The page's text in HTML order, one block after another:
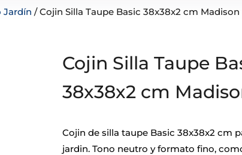
Jardín / Cojin Silla Taupe Basic 38x38x2 cm Madison
Cojin Silla Taupe
38x38x2 cm
Cojin de silla taupe Basic 38x38x2 cm
jardin. Tono neutro y formato fino,